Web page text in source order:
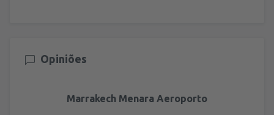
Opiniões
Marrakech Menara Aeroporto